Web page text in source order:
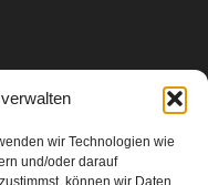
wir Technologien wie
und/oder darauf
können wir Daten
3005
2067